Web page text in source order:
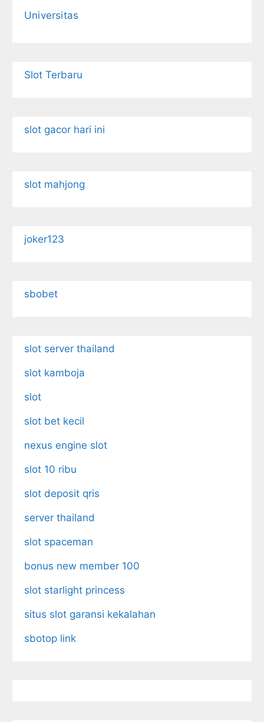
Universitas
Slot Terbaru
slot gacor hari ini
slot mahjong
joker123
sbobet
slot server thailand
slot kamboja
slot
slot bet kecil
nexus engine slot
slot 10 ribu
slot deposit qris
server thailand
slot spaceman
bonus new member 100
slot starlight princess
situs slot garansi kekalahan
sbotop link